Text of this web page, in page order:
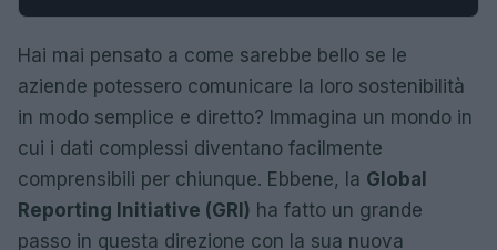
Hai mai pensato a come sarebbe bello se le
aziende potessero comunicare la loro sostenibilità
in modo semplice e diretto? Immagina un mondo in
cui i dati complessi diventano facilmente
comprensibili per chiunque. Ebbene, la Global
Reporting Initiative (GRI) ha fatto un grande
passo in questa direzione con la sua nuova